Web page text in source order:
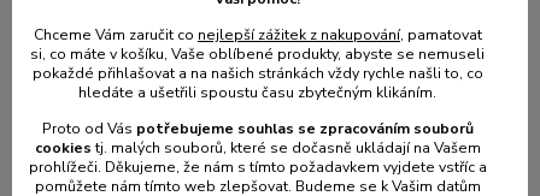
Chceme Vám zaručit co nejlepší zážitek z nakupování, pamatovat
si, co máte v košíku, Vaše oblíbené produkty, abyste se nemuseli
pokaždé přihlašovat a na našich stránkách vždy rychle našli to, co
hledáte a ušetřili spoustu času zbytečným klikáním.
Proto od Vás potřebujeme souhlas se zpracováním souborů
cookiestj. malých souborů, které se dočasně ukládají na Vašem
prohlížeči. Děkujeme, že nám s tímto požadavkem vyjdete vstříc a
pomůžete nám tímto web zlepšovat. Budeme se k Vašim datům